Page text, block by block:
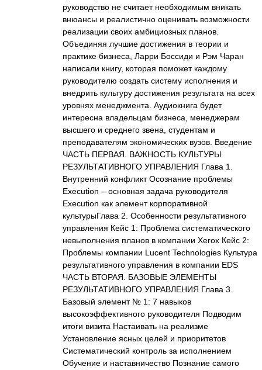
руководство не считает необходимым вникать
внюансы и реалистично оценивать возможности
реализации своих амбициозных планов.
Объединяя лучшие достижения в теории и
практике бизнеса, Ларри Боссиди и Рэм Чаран
написали книгу, которая поможет каждому
руководителю создать систему исполнения и
внедрить культуру достижения результата на всех
уровнях менеджмента. Аудиокнига будет
интересна владельцам бизнеса, менеджерам
высшего и среднего звена, студентам и
преподавателям экономических вузов. Введение
ЧАСТЬ ПЕРВАЯ. ВАЖНОСТЬ КУЛЬТУРЫ
РЕЗУЛЬТАТИВНОГО УПРАВЛЕНИЯ Глава 1.
Внутренний конфликт Осознание проблемы
Execution – основная задача руководителя
Execution как элемент корпоративной
культурыГлава 2. Особенности результативного
управления Кейс 1: Проблема систематического
невыполнения планов в компании Xerox Кейс 2:
Проблемы компании Lucent Technologies Культура
результативного управления в компании EDS
ЧАСТЬ ВТОРАЯ. БАЗОВЫЕ ЭЛЕМЕНТЫ
РЕЗУЛЬТАТИВНОГО УПРАВЛЕНИЯ Глава 3.
Базовый элемент № 1: 7 навыков
высокоэффективного руководителя Подводим
итоги визита Настаивать на реализме
Установление ясных целей и приоритетов
Систематический контроль за исполнением
Обучение и наставничество Познание самого